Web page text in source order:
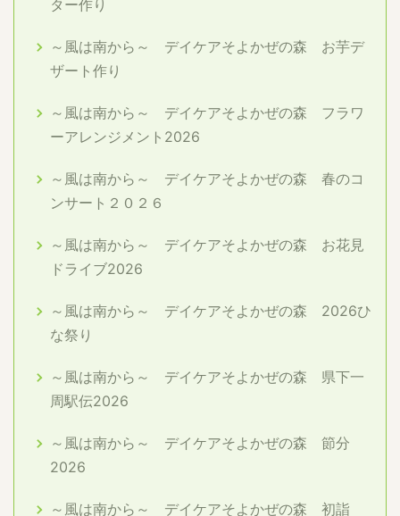
ター作り
～風は南から～ デイケアそよかぜの森 お芋デ
ザート作り
～風は南から～ デイケアそよかぜの森 フラワ
ーアレンジメント2026
～風は南から～ デイケアそよかぜの森 春のコ
ンサート２０２６
～風は南から～ デイケアそよかぜの森 お花見
ドライブ2026
～風は南から～ デイケアそよかぜの森 2026ひ
な祭り
～風は南から～ デイケアそよかぜの森 県下一
周駅伝2026
～風は南から～ デイケアそよかぜの森 節分
2026
～風は南から～ デイケアそよかぜの森 初詣